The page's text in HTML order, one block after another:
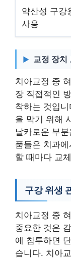
약산성 구강
사용
교정 장치
치아교정 중
장 직접적인
착하는 것입
을 막기 위해
날카로운 부
품들은 치과
할 때마다 교
구강 위생
치아교정 중
중요한 것은
에 침투하면
습니다. 치아